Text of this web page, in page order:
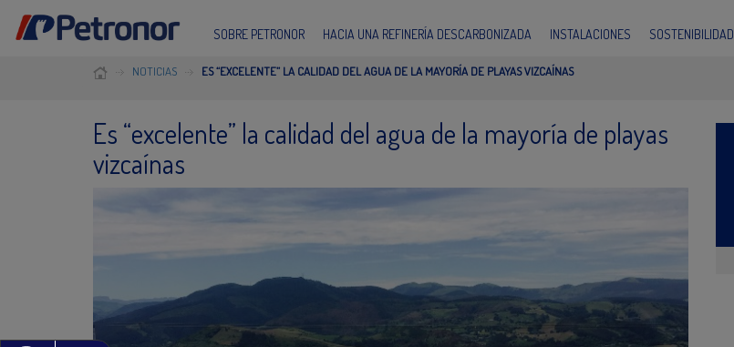
SOBRE PETRONOR HACIA UNA REFINERÍA DESCARBONIZADA INSTALACIONES SOSTENIBILIDAD
NOTICIAS ES “EXCELENTE” LA CALIDAD DEL AGUA DE LA MAYORÍA DE PLAYAS VIZCAÍNAS
Es “excelente” la calidad del agua de la mayoría de playas
vizcaínas